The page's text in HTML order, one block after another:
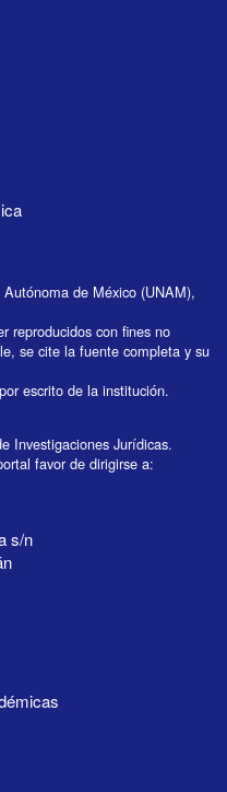
de México (UNAM),
reproducidos con fines no
se cite la fuente completa y su
escrito de la institución.
Investigaciones Jurídicas.
favor de dirigirse a:
s/n